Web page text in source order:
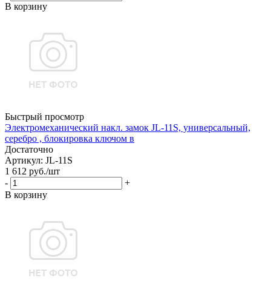
В корзину
Быстрый просмотр
Электромеханический накл. замок JL-11S, универсальный,
серебро , блокировка ключом в
Достаточно
Артикул: JL-11S
1 612 руб./шт
-
+
В корзину